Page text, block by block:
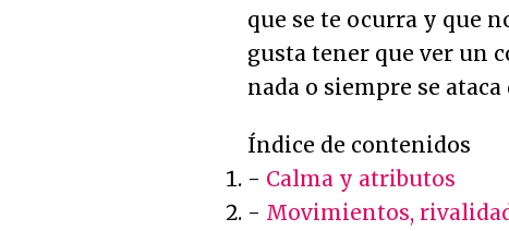
que se te ocurra y que
gusta tener que ver un
nada o siempre se
Índice de contenidos
- Calma y atributos
- Movimientos,